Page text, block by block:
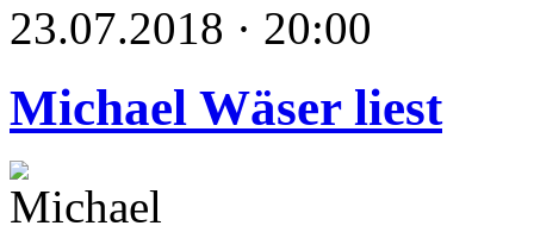
23.07.2018 · 20:00
Michael Wäser liest